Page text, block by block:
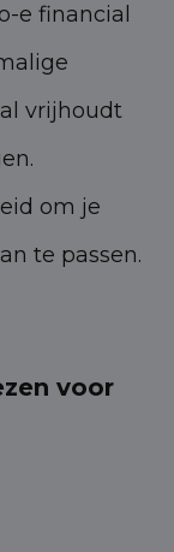
e financial
vrijhoudt
om je
te passen.
voor